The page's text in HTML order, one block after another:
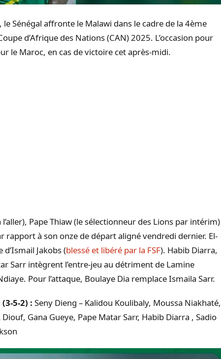
le Sénégal affronte le Malawi dans le cadre de la 4ème
d’Afrique des Nations (CAN) 2025. L’occasion pour
le Maroc, en cas de victoire cet après-midi.
Pape Thiaw (le sélectionneur des Lions par intérim)
rapport à son onze de départ aligné vendredi dernier. El-
Jakobs (blessé et libéré par la FSF). Habib Diarra,
Sarr intègrent l’entre-jeu au détriment de Lamine
Pour l’attaque, Boulaye Dia remplace Ismaila Sarr.
5-2) : Seny Dieng – Kalidou Koulibaly, Moussa Niakhaté,
Gana Gueye, Pape Matar Sarr, Habib Diarra , Sadio